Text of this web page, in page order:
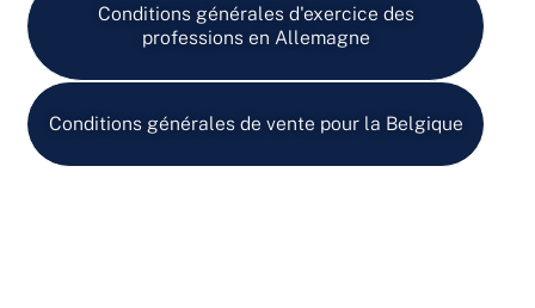
Conditions générales d'exercice des
professions en Allemagne
Conditions générales de vente pour la Belgique